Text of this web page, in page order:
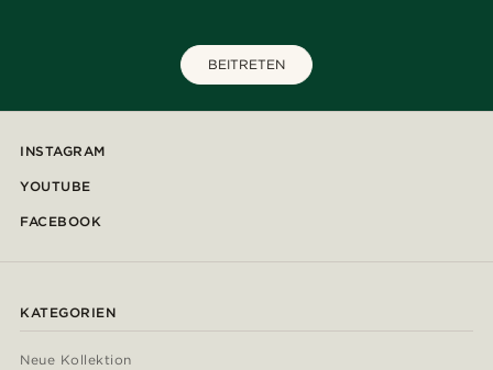
BEITRETEN
INSTAGRAM
YOUTUBE
FACEBOOK
KATEGORIEN
Neue Kollektion